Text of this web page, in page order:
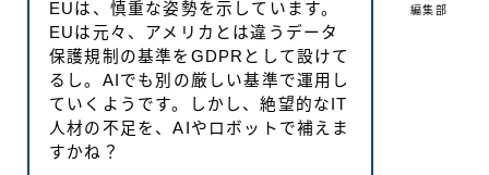
編集部
EUは、慎重な姿勢を示しています。
EUは元々、アメリカとは違うデータ
保護規制の基準をGDPRとして設けて
るし。AIでも別の厳しい基準で運用し
ていくようです。しかし、絶望的なIT
人材の不足を、AIやロボットで補えま
すかね？